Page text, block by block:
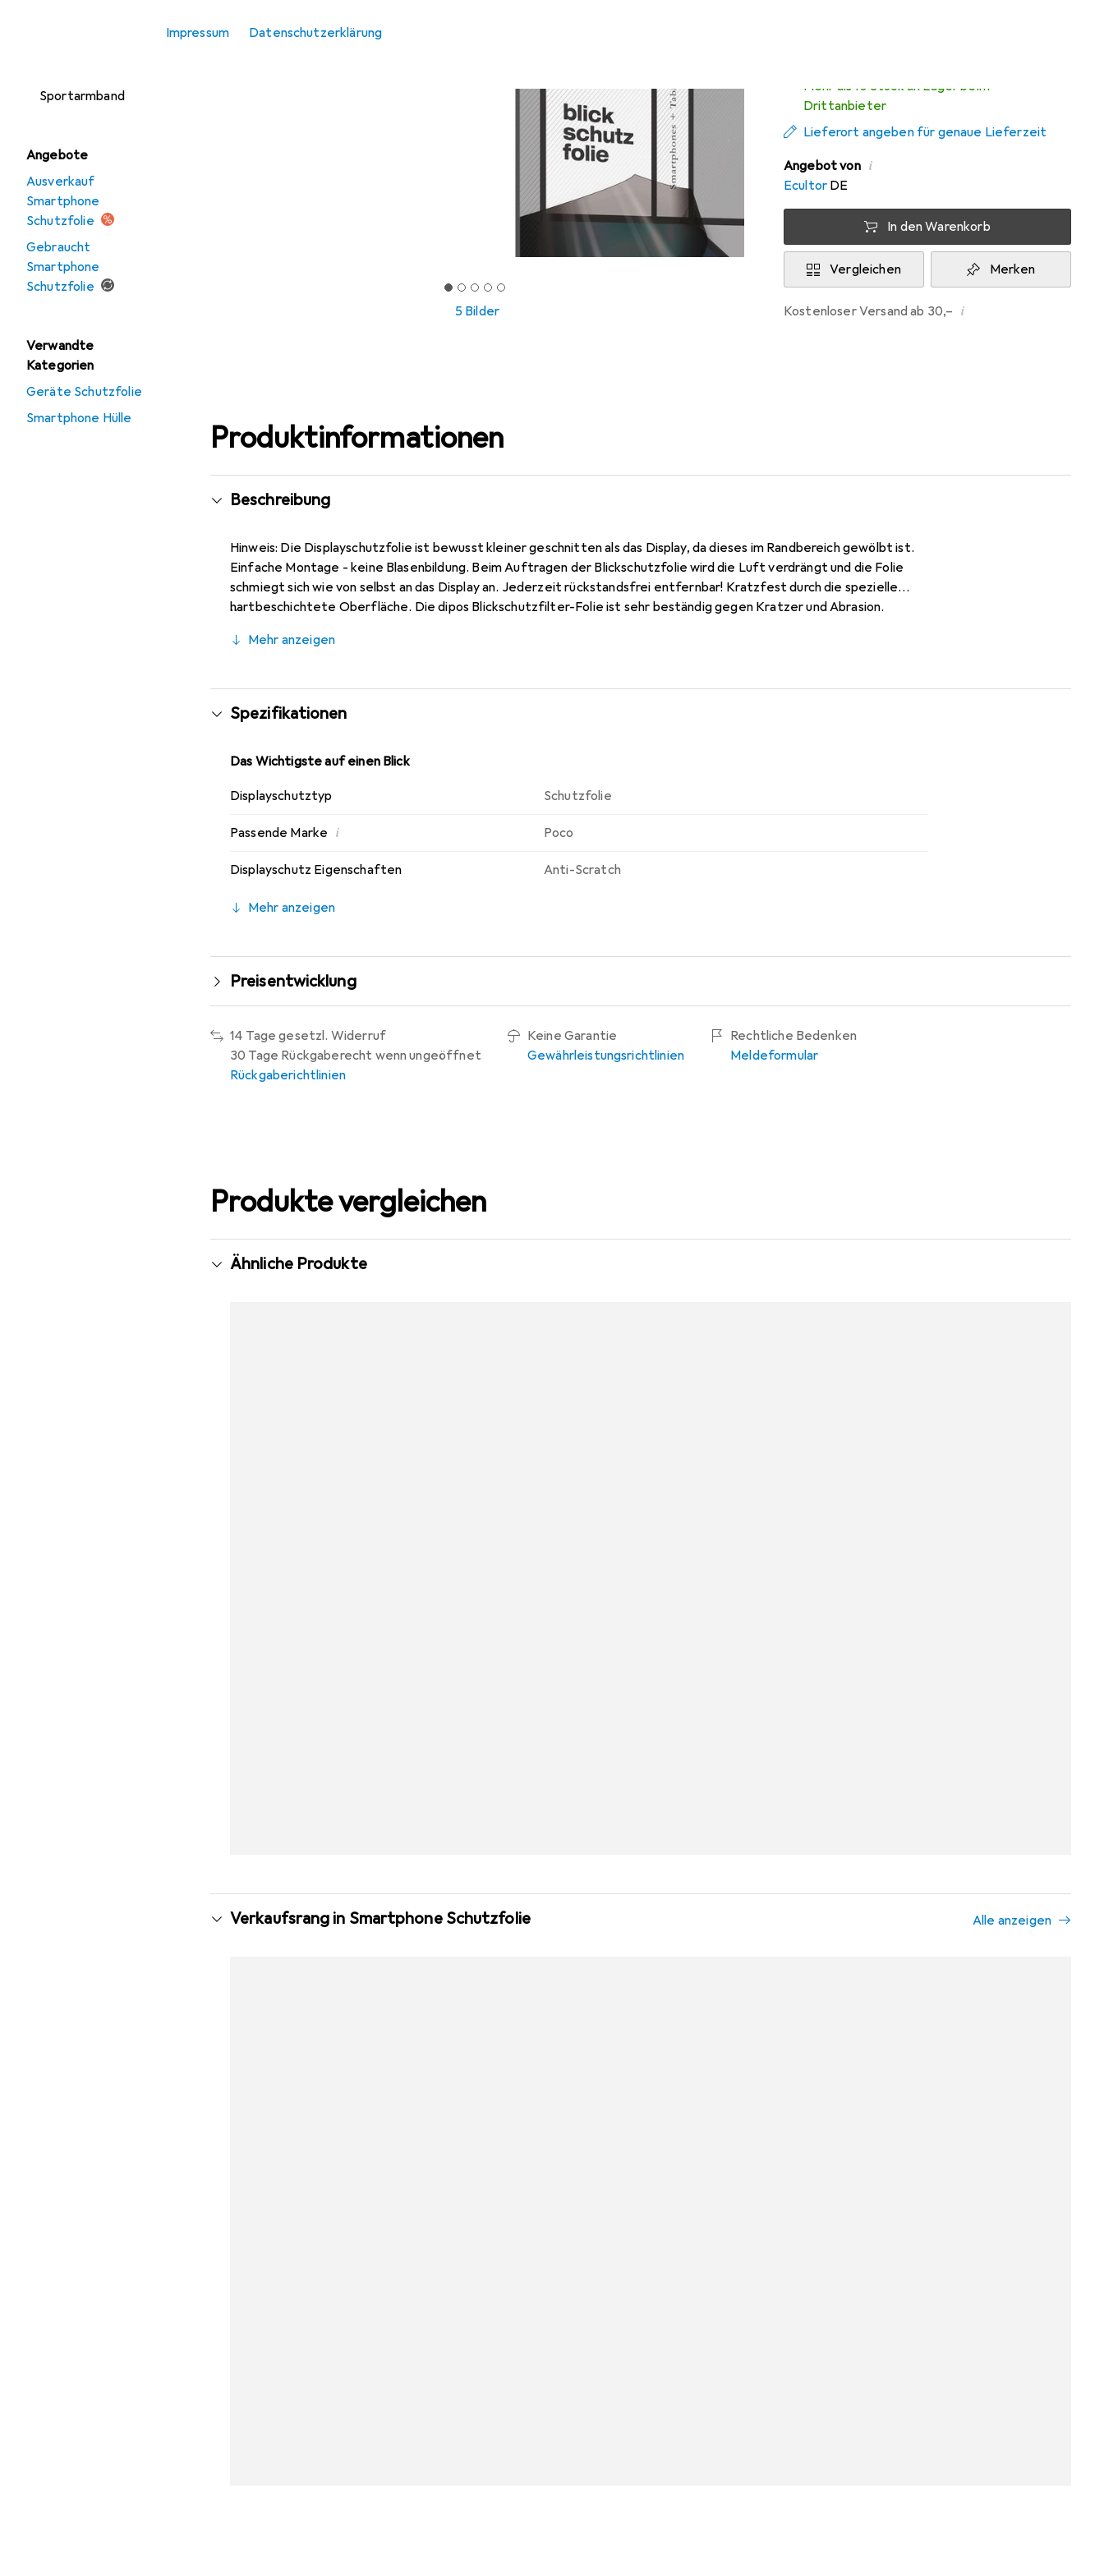
Impressum Datenschutzerklärung
Sportarmband
Angebote
Ausverkauf
Smartphone
Schutzfolie
Gebraucht
Smartphone
Schutzfolie
Verwandte
Kategorien
Geräte Schutzfolie
Smartphone Hülle
5 Bilder
Mehr als 10 Stück an Lager beim
Drittanbieter
Lieferort angeben für genaue Lieferzeit
Angebot von i
Ecultor DE
In den Warenkorb
Vergleichen Merken
Kostenloser Versand ab 30,– i
Produktinformationen
Beschreibung
Hinweis: Die Displayschutzfolie ist bewusst kleiner geschnitten als das Display, da dieses im Randbereich gewölbt ist.
Einfache Montage - keine Blasenbildung. Beim Auftragen der Blickschutzfolie wird die Luft verdrängt und die Folie
schmiegt sich wie von selbst an das Display an. Jederzeit rückstandsfrei entfernbar! Kratzfest durch die spezielle
hartbeschichtete Oberfläche. Die dipos Blickschutzfilter-Folie ist sehr beständig gegen Kratzer und Abrasion.
zu entfernen (ohne Klebstoff). Blickschutzfolie kompatibel mit Poco F2 Pro (bewusst kleiner als das Glas, da dieses
integrierter Blickschutzfilter schützt sowohl im Hoch- als auch im Querformat.
Mehr anzeigen
Spezifikationen
Das Wichtigste auf einen Blick
Displayschutztyp Schutzfolie
Passende Marke i Poco
Displayschutz Eigenschaften Anti-Scratch
Mehr anzeigen
Preisentwicklung
14 Tage gesetzl. Widerruf
30 Tage Rückgaberecht wenn ungeöffnet
Rückgaberichtlinien
Keine Garantie
Gewährleistungsrichtlinien
Rechtliche Bedenken
Meldeformular
Produkte vergleichen
Ähnliche Produkte
Verkaufsrang in Smartphone Schutzfolie Alle anzeigen